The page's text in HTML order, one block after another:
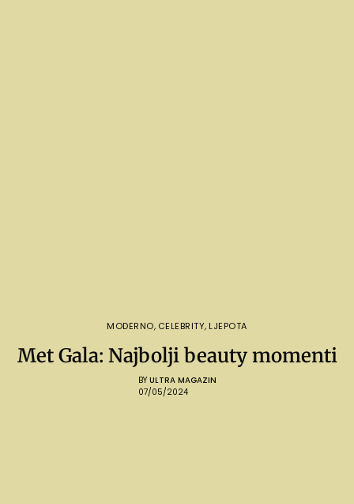
MODERNO, CELEBRITY, LJEPOTA
Met Gala: Najbolji beauty momenti
BY ULTRA MAGAZIN
07/05/2024